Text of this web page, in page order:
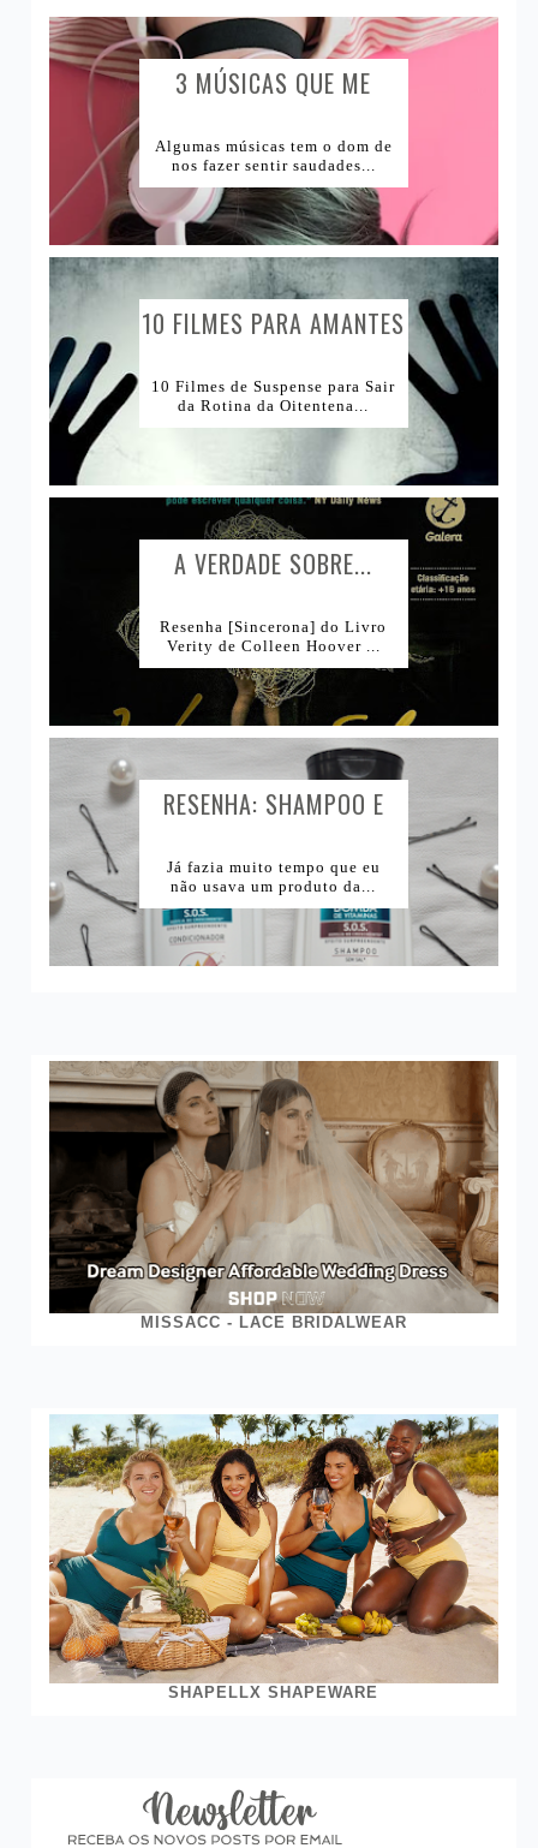
Comprinhas
Lugares e Viagens
Lojas Internacionais
Lojas Nacionais
1Tema1Make
1Tema1Esmalte
3 MÚSICAS QUE ME
Algumas músicas tem o dom de
nos fazer sentir saudades...
10 FILMES PARA AMANTES
10 Filmes de Suspense para Sair
da Rotina da Oitentena...
A VERDADE SOBRE...
Resenha [Sincerona] do Livro
Verity de Colleen Hoover ...
RESENHA: SHAMPOO E
DE VITAMINAS SKALA...
Já fazia muito tempo que eu
não usava um produto da...
MISSACC - LACE BRIDALWEAR
SHAPELLX SHAPEWARE